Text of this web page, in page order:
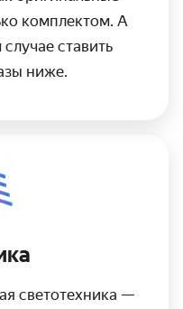
комплектом. А
ставить
ниже.
светотехника —